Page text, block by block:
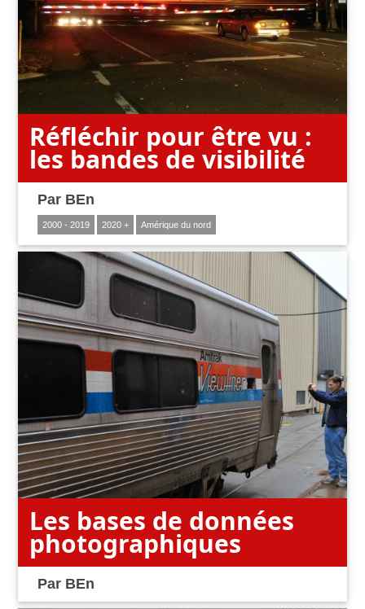
Réfléchir pour être vu :
les bandes de visibilité
Par BEn
2000 - 2019 2020 + Amérique du nord
Les bases de données
photographiques
Par BEn